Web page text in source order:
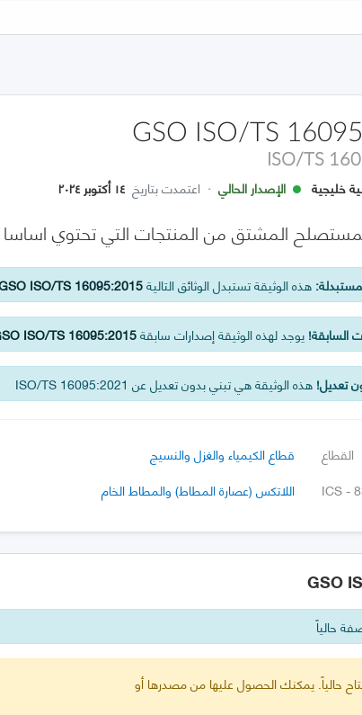
GSO ISO/TS
ISO/TS
خليجية الإصدار الحالي · اعتمدت بتاريخ ١٤ أكتوبر ٢٠٢٤
المشتق من المنتجات التي تحتوي اساسا
هذه الوثيقة تستبدل الوثائق التاليةISO/TS 16095:2015
السابقة! يوجد لهذه الوثيقة إصدارات سابقةISO/TS 16095:2015
تعديل! هذه الوثيقة هي تبني بدون تعديل عن ISO/TS 16095:2021
القطاع
قطاع الكيمياء والغزل والنسيج
ICS -
اللاتكس (عصارة المطاط) والمطاط الخام
حالياً
حالياً. يمكنك الحصول عليها من مصدرها أو